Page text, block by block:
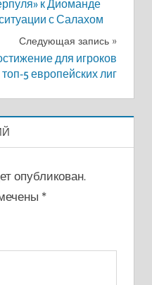
к Диоманде
с Салахом
Следующая запись
для игроков
5 европейских лиг
опубликован.
*